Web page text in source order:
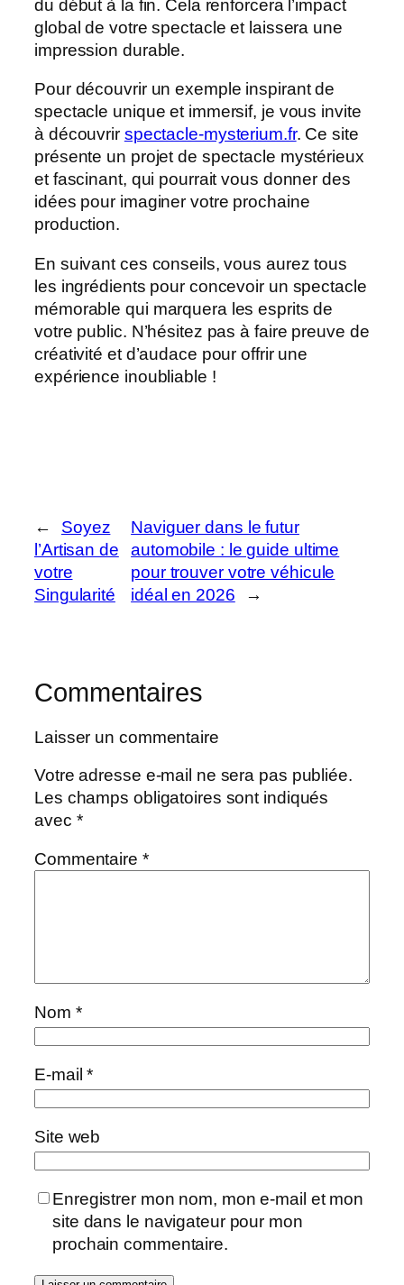
du début à la fin. Cela renforcera l’impact
global de votre spectacle et laissera une
impression durable.
Pour découvrir un exemple inspirant de
spectacle unique et immersif, je vous invite
à découvrir spectacle-mysterium.fr. Ce site
présente un projet de spectacle mystérieux
et fascinant, qui pourrait vous donner des
idées pour imaginer votre prochaine
production.
En suivant ces conseils, vous aurez tous
les ingrédients pour concevoir un spectacle
mémorable qui marquera les esprits de
votre public. N’hésitez pas à faire preuve de
créativité et d’audace pour offrir une
expérience inoubliable !
←
Soyez
l’Artisan de
votre
Singularité
Naviguer dans le futur
automobile : le guide ultime
pour trouver votre véhicule
idéal en 2026
→
Commentaires
Laisser un commentaire
Votre adresse e-mail ne sera pas publiée.
Les champs obligatoires sont indiqués
avec *
Commentaire *
Nom *
E-mail*
Site web
Enregistrer mon nom, mon e-mail et mon
site dans le navigateur pour mon
prochain commentaire.